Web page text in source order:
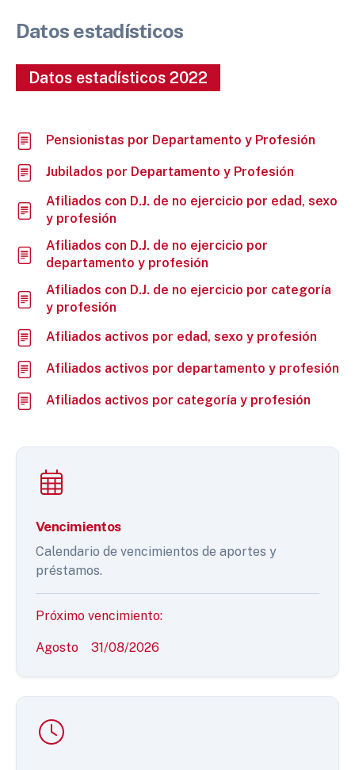
Datos estadísticos
Datos estadísticos 2022
Pensionistas por Departamento y Profesión
Jubilados por Departamento y Profesión
Afiliados con D.J. de no ejercicio por edad, sexo
y profesión
Afiliados con D.J. de no ejercicio por
departamento y profesión
Afiliados con D.J. de no ejercicio por categoría
y profesión
Afiliados activos por edad, sexo y profesión
Afiliados activos por departamento y profesión
Afiliados activos por categoría y profesión
Vencimientos
Calendario de vencimientos de aportes y
préstamos.
Próximo vencimiento:
Agosto 31/08/2026